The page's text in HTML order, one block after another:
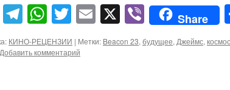
Facebook
Telegram
WhatsApp
Twitter
Email
X ViberShare
КИНО-РЕЦЕНЗИИ | Метки: Beacon 23, будущее, Джеймс, космос
Добавить комментарий